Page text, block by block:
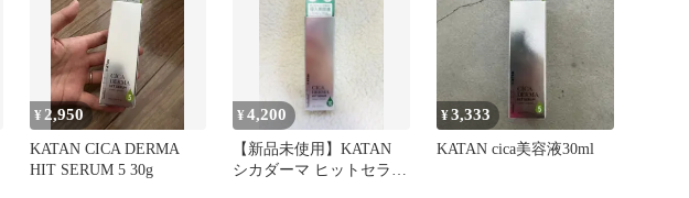
¥2,950
KATAN CICA DERMA
HIT SERUM 5 30g
¥4,200
【新品未使用】KATAN
シカダーマ ヒットセラム
¥3,333
KATAN cica美容液30ml